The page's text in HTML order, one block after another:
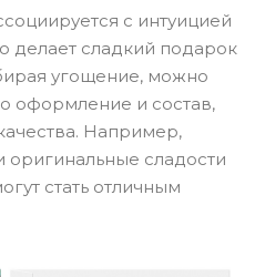
с интуицией
делает сладкий подарок
угощение, можно
оформление и состав,
Например,
сладости
стать отличным